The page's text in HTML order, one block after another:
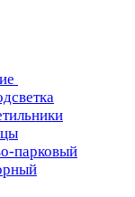
парковый